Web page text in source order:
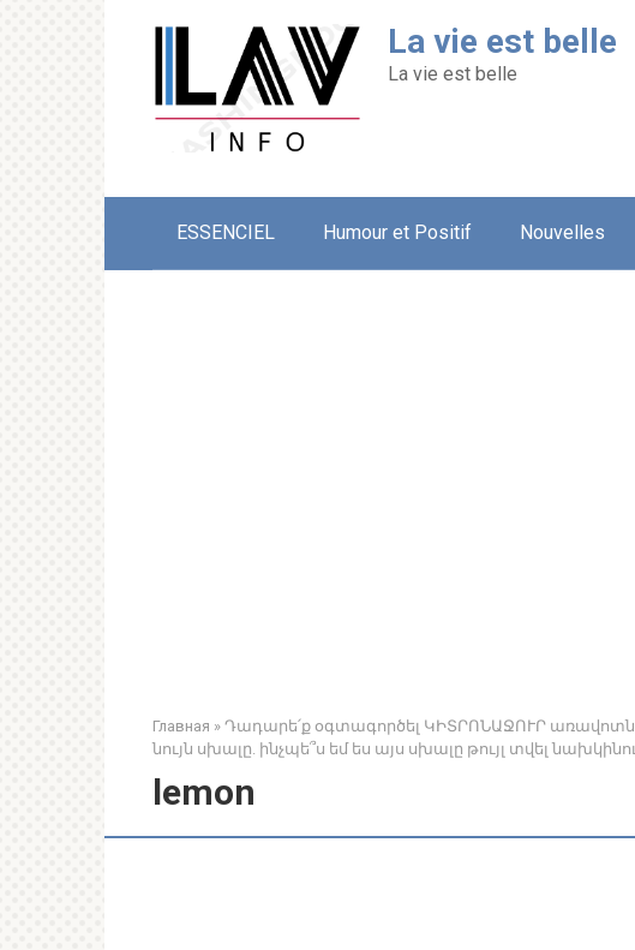
La vie est belle
La vie est belle
ESSENCIEL Humour et Positif Nouvelles
Главная » Դադարե՛ք օգտագործել ԿԻՏՐՈՆԱՋՈՒՐ
նույն սխալը. ինչպե՞ս եմ ես այս սխալը թույլ տվել
lemon